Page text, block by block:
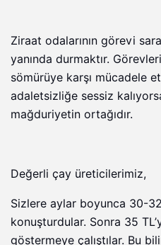
Ziraat odalarının görevi
yanında durmaktır.
sömürüye karşı mücadele
adaletsizliğe sessiz
mağduriyetin ortağıdır.
Değerli çay üreticilerimiz,
Sizlere aylar boyunca 30-32
konuşturdular. Sonra 35
göstermeye çalıştılar. Bu